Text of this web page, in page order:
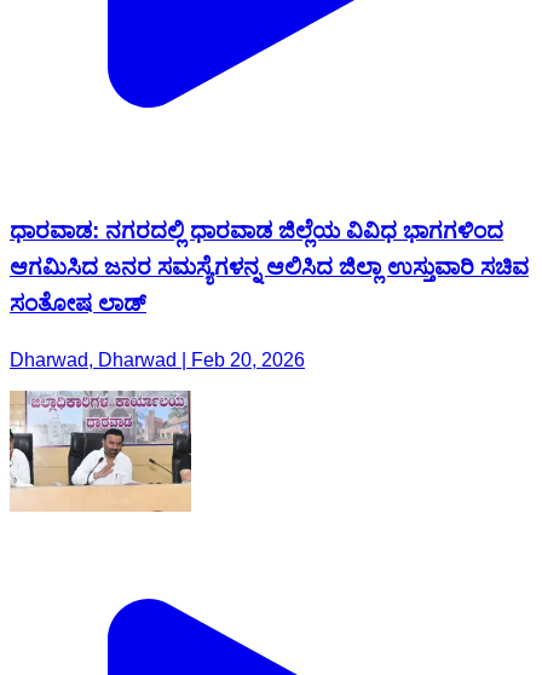
ಧಾರವಾಡ: ನಗರದಲ್ಲಿ ಧಾರವಾಡ ಜಿಲ್ಲೆಯ ವಿವಿಧ ಭಾಗಗಳಿಂದ
ಆಗಮಿಸಿದ ಜನರ ಸಮಸ್ಯೆಗಳನ್ನ ಆಲಿಸಿದ ಜಿಲ್ಲಾ ಉಸ್ತುವಾರಿ ಸಚಿವ
ಸಂತೋಷ ಲಾಡ್
Dharwad, Dharwad | Feb 20, 2026